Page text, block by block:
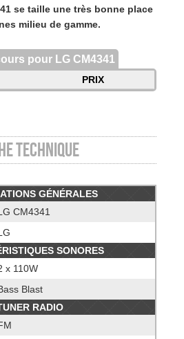
se taille une très bonne place
milieu de gamme.
pour LG CM4341
PRIX
technique
GÉNÉRALES
CM4341
SONORES
x 110W
Blast
RADIO